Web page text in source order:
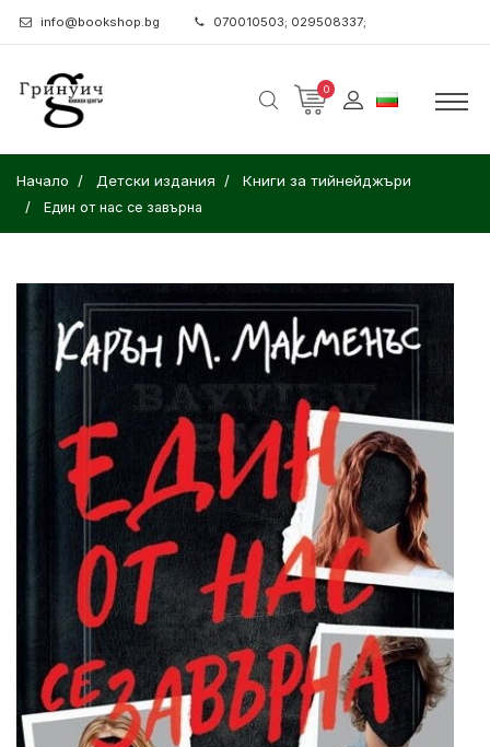
info@bookshop.bg 070010503; 029508337;
0
Начало Детски издания Книги за тийнейджъри
Един от нас се завърна